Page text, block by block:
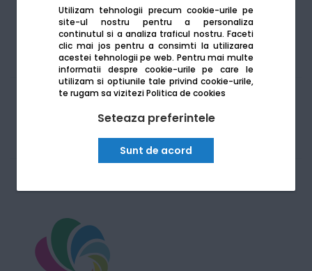
Utilizam tehnologii precum cookie-urile pe
site-ul nostru pentru a personaliza
continutul si a analiza traficul nostru. Faceti
clic mai jos pentru a consimti la utilizarea
acestei tehnologii pe web. Pentru mai multe
informatii despre cookie-urile pe care le
utilizam si optiunile tale privind cookie-urile,
te rugam sa viziteziPolitica de cookies
Seteaza preferintele
Sunt de acord
Vezi mai mult
Stoc epuizat Vezi mai mult
Stoc epuizat